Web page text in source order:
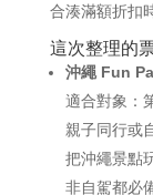
合湊滿額折扣
這次整理的
沖繩 Fun
適合對象：
親子同行或
把沖繩景點
非自駕都必